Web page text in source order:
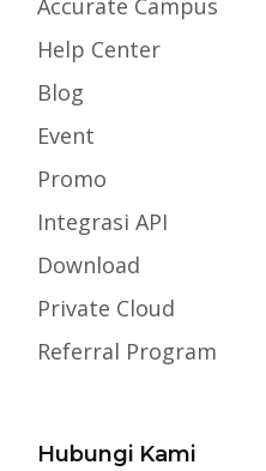
Accurate Campus
Help Center
Blog
Event
Promo
Integrasi API
Download
Private Cloud
Referral Program
Hubungi Kami